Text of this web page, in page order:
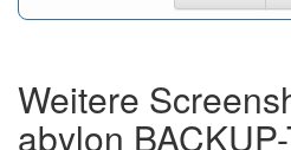
Weitere
abylon